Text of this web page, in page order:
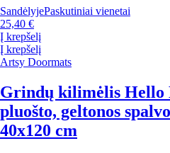
SandėlyjePaskutiniai vienetai
25,40 €
Į krepšelį
Į krepšelį
Artsy Doormats
Grindų kilimėlis Hello
pluošto, geltonos
40x120 cm